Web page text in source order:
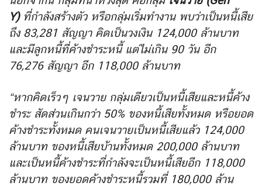
Y) ที่กำลังสร้างตัว หรือกลุ่มเริ่มทำงาน พบว่าเป็นหนี้เสีย
ถึง 83,281 สัญญา คิดเป็นวงเงิน 124,000 ล้านบาท
และมีลูกหนี้ที่ค้างชำระหนี้ แต่ไม่เกิน 90 วัน อีก
76,276 สัญญา อีก 118,000 ล้านบาท
“หากคิดเร็วๆ เจนวาย กลุ่มเดียวเป็นหนี้เสียและหนี้ค้าง
ชำระ สัดส่วนเกินกว่า 50% ของหนี้เสียทั้งหมด หรือยอด
ค้างชำระทั้งหมด คนเจนวายเป็นหนี้เสียแล้ว 124,000
ล้านบาท ของหนี้เสียบ้านทั้งหมด 200,000 ล้านบาท
และเป็นหนี้ค้างชำระที่กำลังจะเป็นหนี้เสียอีก 118,000
ล้านบาท ของยอดค้างชำระหนี้รวมที่ 180,000 ล้าน